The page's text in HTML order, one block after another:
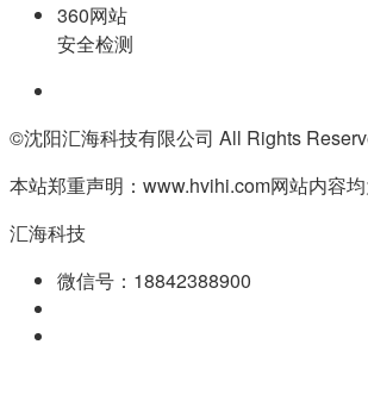
360网站
安全检测
汇海科技
微信号：18842388900